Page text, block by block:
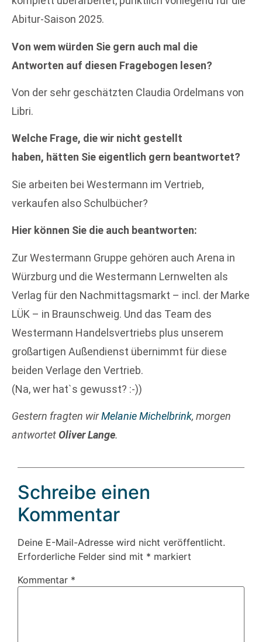
Abitur-Saison 2025.
Von wem würden Sie gern auch mal die
Antworten auf diesen Fragebogen lesen?
Von der sehr geschätzten Claudia Ordelmans von
Libri.
Welche Frage, die wir nicht gestellt
haben, hätten Sie eigentlich gern beantwortet?
Sie arbeiten bei Westermann im Vertrieb,
verkaufen also Schulbücher?
Hier können Sie die auch beantworten:
Zur Westermann Gruppe gehören auch Arena in
Würzburg und die Westermann Lernwelten als
Verlag für den Nachmittagsmarkt – incl. der Marke
LÜK – in Braunschweig. Und das Team des
Westermann Handelsvertriebs plus unserem
großartigen Außendienst übernimmt für diese
beiden Verlage den Vertrieb.
(Na, wer hat`s gewusst? :-))
Gestern fragten wirMelanie Michelbrink, morgen
antwortet Oliver Lange.
Schreibe einen
Kommentar
Deine E-Mail-Adresse wird nicht veröffentlicht.
Erforderliche Felder sind mit * markiert
Kommentar *